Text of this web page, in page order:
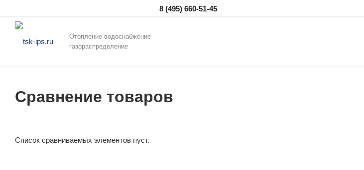
8 (495) 660-51-45
Отопление водоснабжение
газораспределение
Сравнение товаров
Список сравниваемых элементов пуст.